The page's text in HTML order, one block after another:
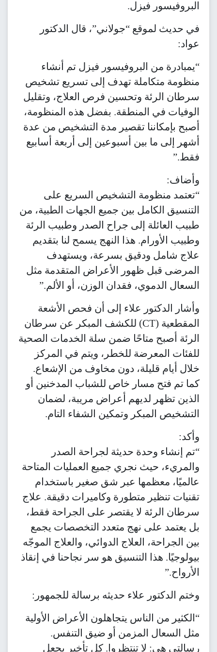
البروفيسور فيزل.
في حديث لموقع “جولاني”، قال الدكتور
عواد:
“يمبادرة من البروفيسور فيزل تم أنشاء
منظومة متكاملة تهدف إلى تسريع تشخيص
سرطان الرئة وتحسين فرص العلاج، وتقليل
الوفيات في المنطقة. بفضل هذه المنظومة،
أصبح بإمكاننا تقصير مدة التشخيص من عدة
أشهر إلى ما بين أسبوعين إلى أربعة أسابيع
فقط.”
وأضاف:
“تعتمد منظومة التشخيص السريع على
التنسيق الكامل بين جميع الجهات الطبية، من
طبيب العائلة إلى جراح الصدر وطبيب الرئة
وطبيب الأورام. هذا النهج يسمح لنا بتقديم
علاج شامل ودقيق بسرعة، ويستهدف
المرضى قبل ظهور الأعراض المتقدمة مثل
السعال الدموي، فقدان الوزن، أو الألم.”
وأشار الدكتور علاء إلى أن فحص الأشعة
المقطعية (CT) للكشف المبكر عن سرطان
الرئة أصبح متاحًا ضمن سلة الخدمات الصحية
للفئات المعرضة للخطر، ويتم في المركز
خلال أيام قليلة، دون مخاوف من الإشعاع.
كما تم فتح مسار خاص للشباب المدخنين أو
الذين تظهر لديهم أعراض مريبة، لضمان
التشخيص المبكر وتمكين الشفاء التام.
وأكد:
“تم إنشاء وحدة حديثة لجراحة الصدر
والمريء، حيث نجري جميع العمليات المتاحة
عالميًا، معظمها عبر شق صغير باستخدام
تقنيات تنظير متطورة وكاميرات دقيقة. علاج
سرطان الرئة لا يقتصر على الجراحة فقط،
بل يعتمد على نهج متعدد التخصصات يجمع
بين الجراحة، العلاج الدوائي، والعلاج الموجّه
بيولوجيًا. هذا التنسيق هو سر نجاحنا في إنقاذ
الأرواح.”
وختم الدكتور علاء حديثه برسالة للجمهور:
“الكثير من الناس يتجاهلون الأعراض الأولية
مثل السعال المزمن أو ضيق التنفس.
رسالتي هي: لا تنتظروا. كل تأخير يجعل